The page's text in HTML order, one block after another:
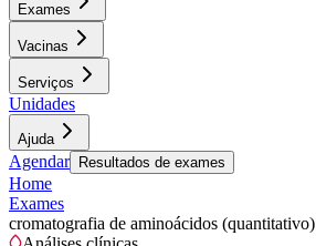
Exames
Vacinas
Serviços
Unidades
Ajuda
Agendar Resultados de exames
Home
Exames
cromatografia de aminoácidos (quantitativo)